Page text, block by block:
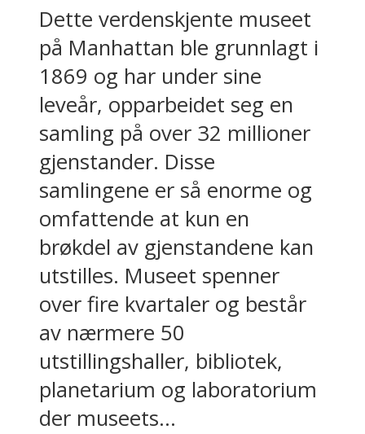
Dette verdenskjente museet
på Manhattan ble grunnlagt i
1869 og har under sine
leveår, opparbeidet seg en
samling på over 32 millioner
gjenstander. Disse
samlingene er så enorme og
omfattende at kun en
brøkdel av gjenstandene kan
utstilles. Museet spenner
over fire kvartaler og består
av nærmere 50
utstillingshaller, bibliotek,
planetarium og laboratorium
der museets...